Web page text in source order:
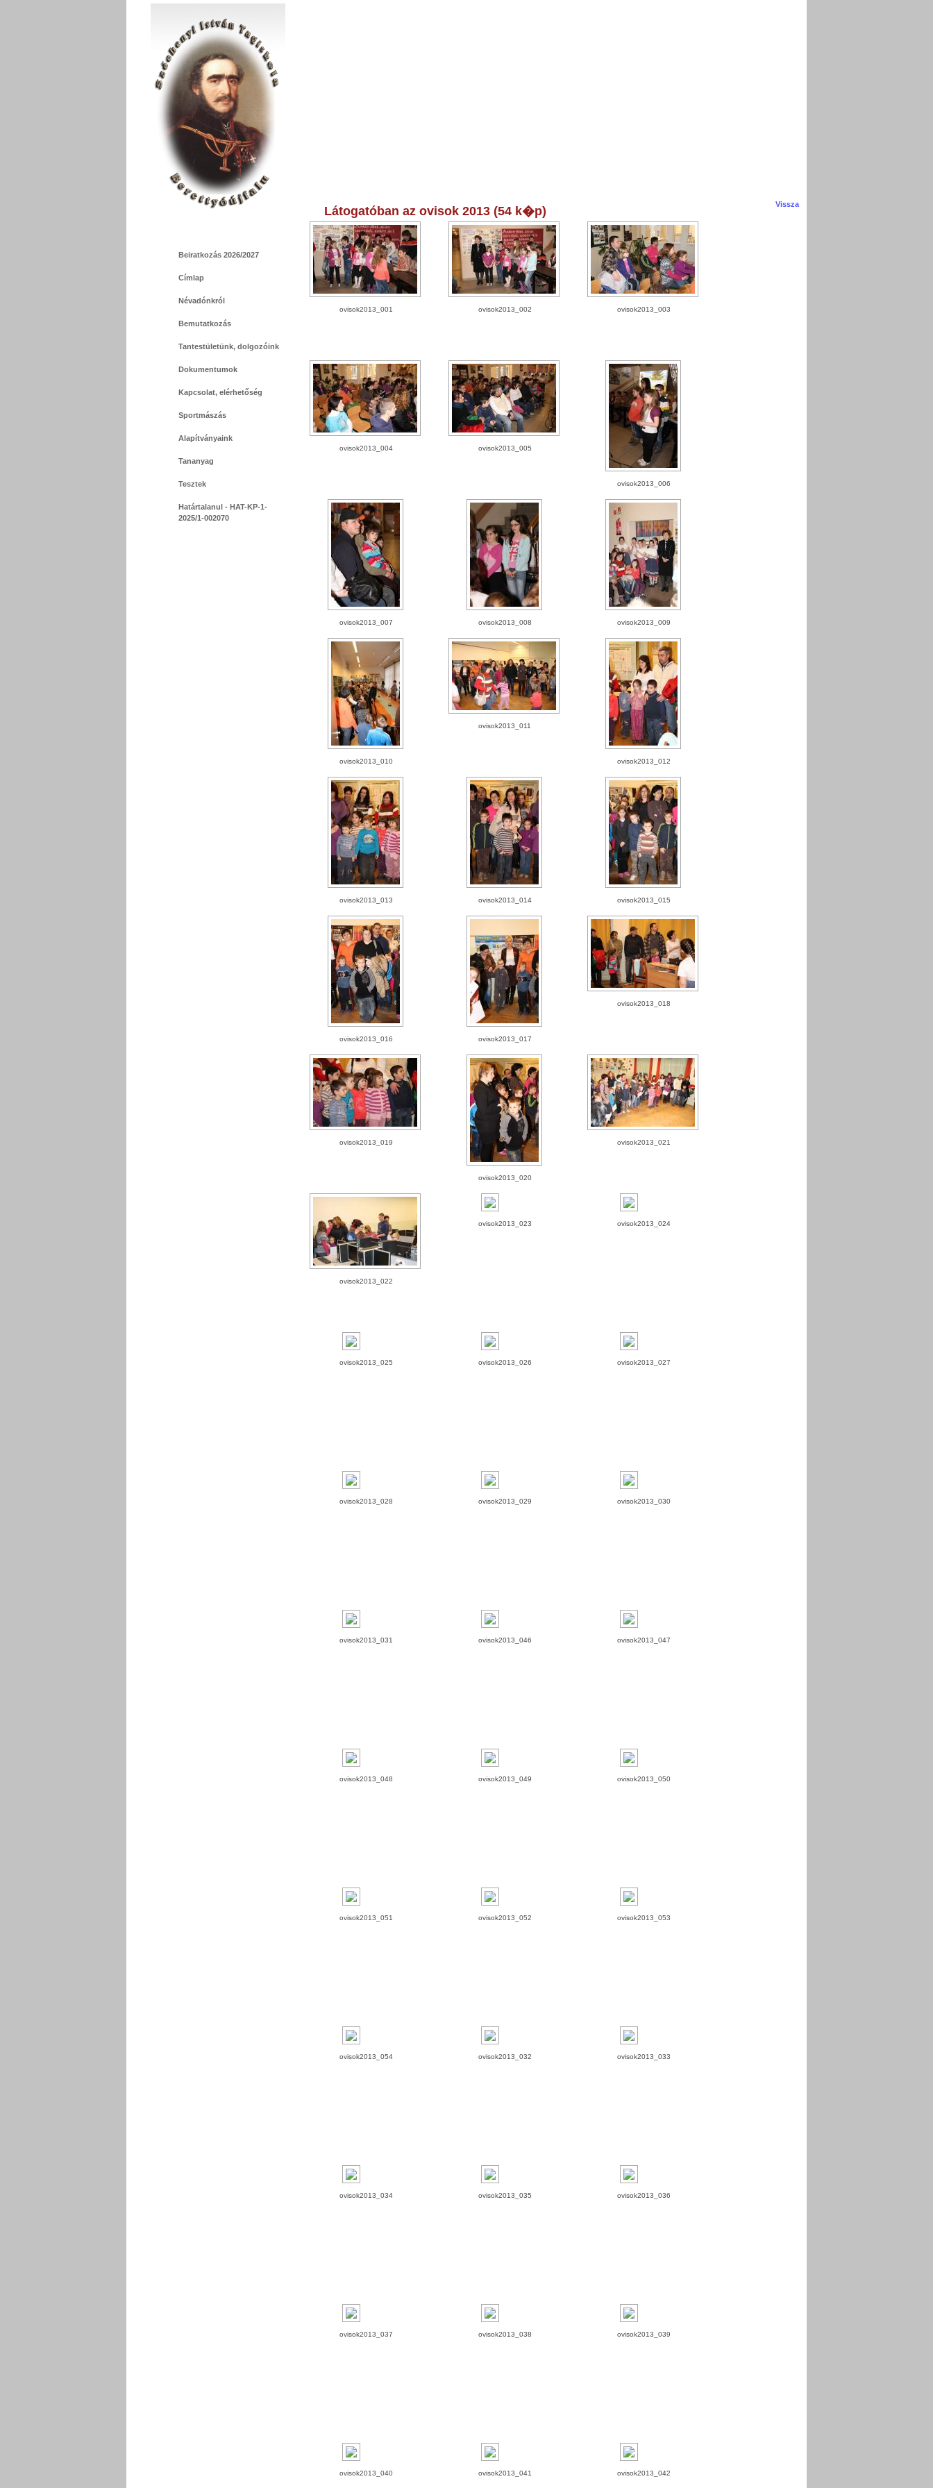
Beiratkozás 2026/2027
Címlap
Névadónkról
Bemutatkozás
Tantestületünk, dolgozóink
Dokumentumok
Kapcsolat, elérhetőség
Sportmászás
Alapítványaink
Tananyag
Tesztek
Határtalanul - HAT-KP-1-
2025/1-002070
Vissza
Látogatóban az ovisok 2013 (54 k�p)
ovisok2013_001 ovisok2013_002 ovisok2013_003
ovisok2013_004 ovisok2013_005
ovisok2013_006
ovisok2013_007 ovisok2013_008 ovisok2013_009
ovisok2013_010
ovisok2013_011
ovisok2013_012
ovisok2013_013 ovisok2013_014 ovisok2013_015
ovisok2013_016 ovisok2013_017
ovisok2013_018
ovisok2013_019
ovisok2013_020
ovisok2013_021
ovisok2013_022
ovisok2013_023 ovisok2013_024
ovisok2013_025 ovisok2013_026 ovisok2013_027
ovisok2013_028 ovisok2013_029 ovisok2013_030
ovisok2013_031 ovisok2013_046 ovisok2013_047
ovisok2013_048 ovisok2013_049 ovisok2013_050
ovisok2013_051 ovisok2013_052 ovisok2013_053
ovisok2013_054 ovisok2013_032 ovisok2013_033
ovisok2013_034 ovisok2013_035 ovisok2013_036
ovisok2013_037 ovisok2013_038 ovisok2013_039
ovisok2013_040 ovisok2013_041 ovisok2013_042